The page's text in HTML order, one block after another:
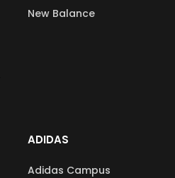
New Balance
ADIDAS
Adidas Campus